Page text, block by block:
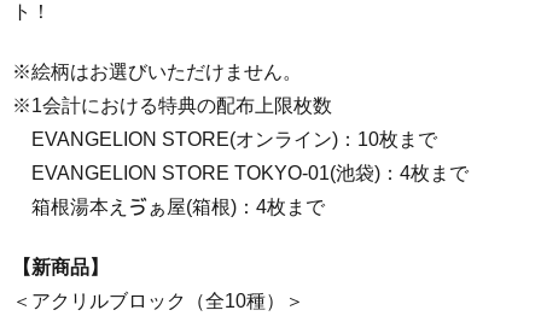
ト！
※絵柄はお選びいただけません。
※1会計における特典の配布上限枚数
EVANGELION STORE(オンライン)：10枚まで
EVANGELION STORE TOKYO-01(池袋)：4枚まで
箱根湯本えゔぁ屋(箱根)：4枚まで
【新商品】
＜アクリルブロック（全10種）＞